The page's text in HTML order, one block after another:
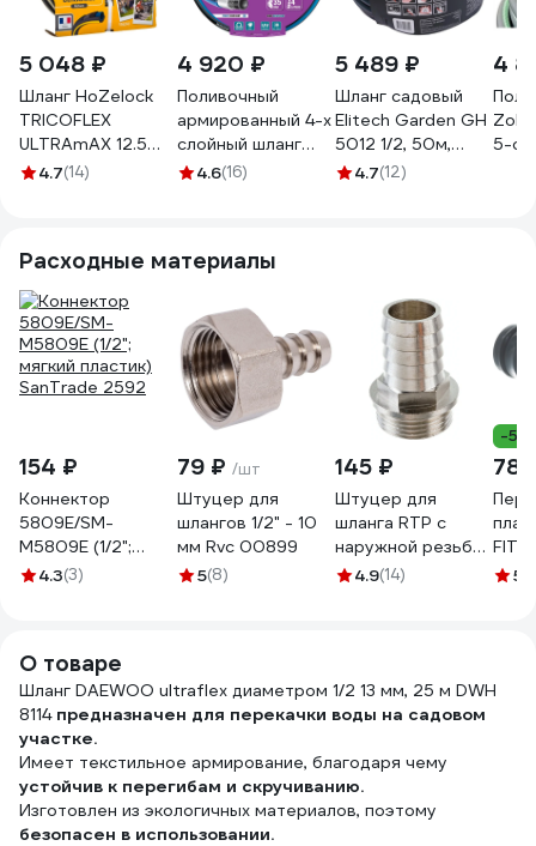
5 048 ₽
Шланг HoZelock
TRICOFLEX
ULTRAmAX 12.5
мм, 25 м 116241
4.7(14)
4 920 ₽
Поливочный
армированный 4-х
слойный шланг
Raco EXPERT
4.6(16)
5 489 ₽
Шланг садовый
Elitech Garden GH
5012 1/2, 50м,
Раб.давл.8 бар. и
4.7(12)
4
5-
Расходные материалы
154 ₽
Коннектор
5809Е/SM-
M5809E (1/2";
мягкий пластик)
4.3(3)
79 ₽ /шт
Штуцер для
шлангов 1/2" - 10
мм Rvc 00899
5(8)
145 ₽
Штуцер для
шланга RTP с
наружной резьбой
G 20х3/4 25157
4.9(14)
-5%
78
FIT
5
О товаре
Шланг DAEWOO ultraflex диаметром 1/2 13 мм, 25 м DWH
8114 предназначен для перекачки воды на садовом
участке.
Имеет текстильное армирование, благодаря чему
устойчив к перегибам и скручиванию.
Изготовлен из экологичных материалов, поэтому
безопасен в использовании.